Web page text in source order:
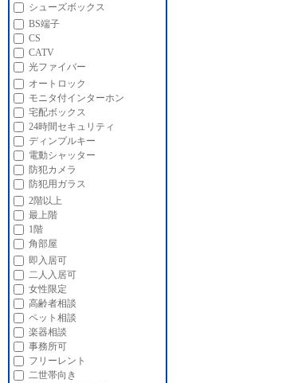
シューズボックス
BS端子
CS
CATV
光ファイバー
オートロック
モニタ付インターホン
宅配ボックス
24時間セキュリティ
ディンプルキー
電動シャッター
防犯カメラ
防犯用ガラス
2階以上
最上階
1階
角部屋
即入居可
二人入居可
女性限定
高齢者相談
ペット相談
楽器相談
事務所可
フリーレント
二世帯向き